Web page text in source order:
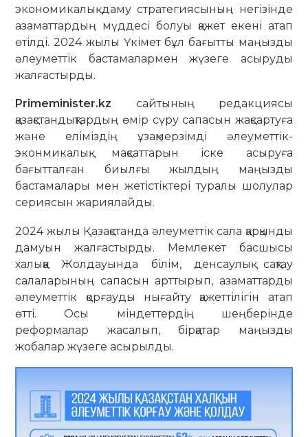
экономикалық даму стратегиясының негізінде
азаматтардың мүддесі болуы қажет екені атап
өтілді. 2024 жылы Үкімет бұл бағытты маңызды
әлеуметтік бастамалармен жүзеге асыруды
жалғастырды.
Primeminister.kz сайтының редакциясы
қазақстандықтардың өмір сүру сапасын жақсартуға
және еліміздің ұзақмерзімді әлеуметтік-
эконмикалық мақсаттарын іске асыруға
бағытталған биылғы жылдың маңызды
бастамалары мен жетістіктері туралы шолулар
сериясын жариялайды.
2024 жылы Қазақстанда әлеуметтік сала қарқынды
дамуын жалғастырды. Мемлекет басшысы
халыққа Жолдауында білім, денсаулық сақтау
салаларының сапасын арттырып, азаматтарды
әлеуметтік қорғауды нығайту қажеттілігін атап
өтті. Осы міндеттердің шеңберінде
реформалар жасалып, бірқатар маңызды
жобалар жүзеге асырылды.